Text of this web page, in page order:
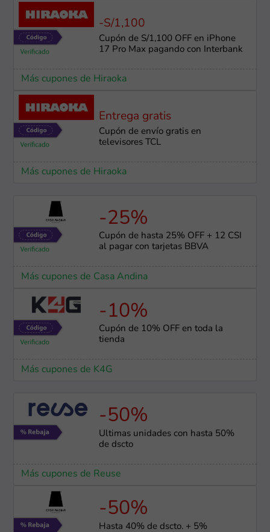
-S/1,100
Cupón de S/1,100 OFF en iPhone
17 Pro Max pagando con Interbank
Más cupones de Hiraoka
Entrega gratis
Cupón de envío gratis en
televisores TCL
Más cupones de Hiraoka
-25%
Cupón de hasta 25% OFF + 12 CSI
al pagar con tarjetas BBVA
Más cupones de Casa Andina
-10%
Cupón de 10% OFF en toda la
tienda
Más cupones de K4G
-50%
Últimas unidades con hasta 50%
de dscto
Más cupones de Reuse
-50%
Hasta 40% de dscto. + 5%